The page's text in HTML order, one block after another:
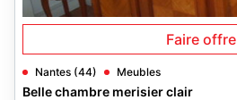
Faire offre
Nantes (44) Meubles
Belle chambre merisier clair